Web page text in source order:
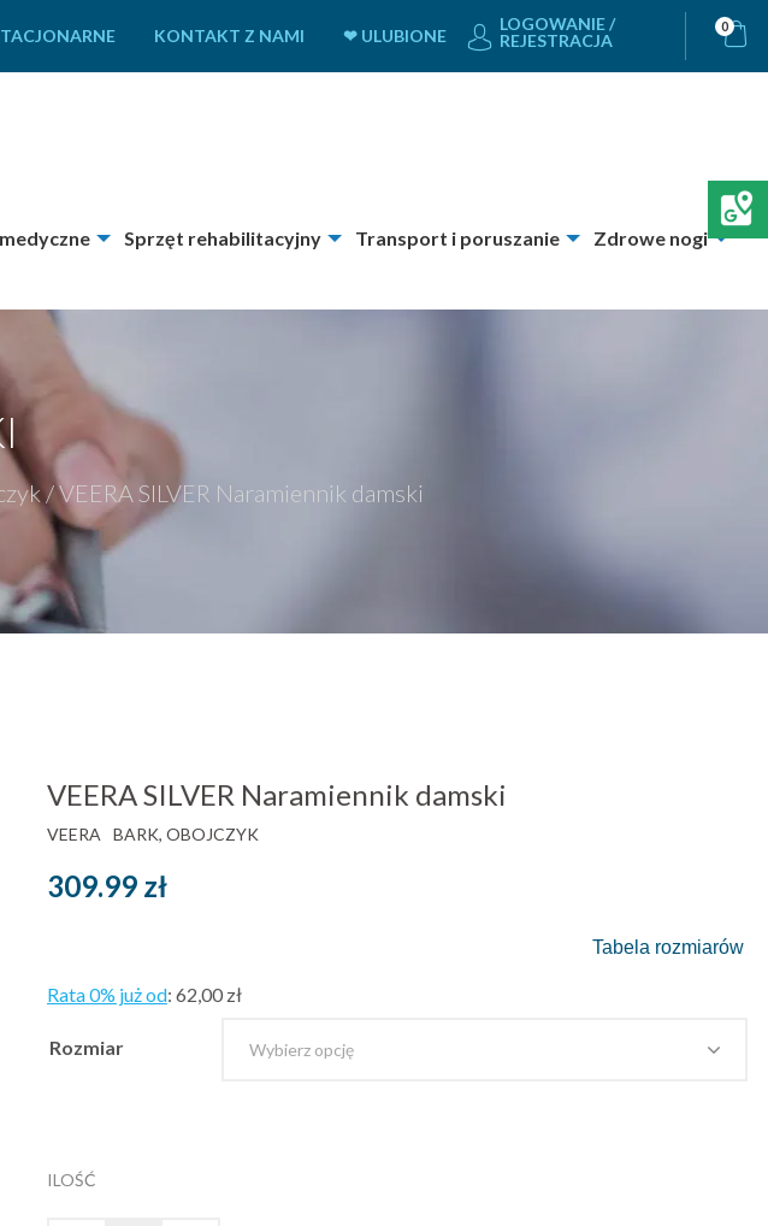
KONTAKT Z NAMI ❤ ULUBIONE
LOGOWANIE /
REJESTRACJA
0
Sprzęt rehabilitacyjny Transport i poruszanie
Zdrowe nogi
/VEERA SILVER Naramiennik damski
VEERA SILVER Naramiennik damski
VEERA BARK, OBOJCZYK
309.99 zł
Tabela rozmiarów
Rata 0% już od: 62,00 zł
Rozmiar
ILOŚĆ